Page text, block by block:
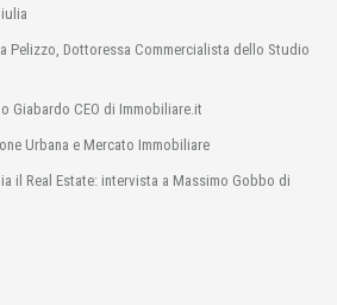
Pelizzo, Dottoressa Commercialista dello Studio
Giabardo CEO di Immobiliare.it
Urbana e Mercato Immobiliare
il Real Estate: intervista a Massimo Gobbo di